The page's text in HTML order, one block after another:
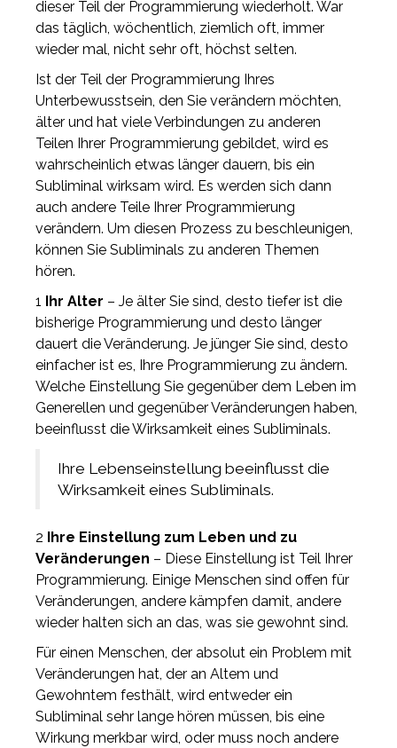
dieser Teil der Programmierung wiederholt. War
das täglich, wöchentlich, ziemlich oft, immer
wieder mal, nicht sehr oft, höchst selten.
Ist der Teil der Programmierung Ihres
Unterbewusstsein, den Sie verändern möchten,
älter und hat viele Verbindungen zu anderen
Teilen Ihrer Programmierung gebildet, wird es
wahrscheinlich etwas länger dauern, bis ein
Subliminal wirksam wird. Es werden sich dann
auch andere Teile Ihrer Programmierung
verändern. Um diesen Prozess zu beschleunigen,
können Sie Subliminals zu anderen Themen
hören.
1 Ihr Alter – Je älter Sie sind, desto tiefer ist die
bisherige Programmierung und desto länger
dauert die Veränderung. Je jünger Sie sind, desto
einfacher ist es, Ihre Programmierung zu ändern.
Welche Einstellung Sie gegenüber dem Leben im
Generellen und gegenüber Veränderungen haben,
beeinflusst die Wirksamkeit eines Subliminals.
Ihre Lebenseinstellung beeinflusst die
Wirksamkeit eines Subliminals.
2 Ihre Einstellung zum Leben und zu
Veränderungen – Diese Einstellung ist Teil Ihrer
Programmierung. Einige Menschen sind offen für
Veränderungen, andere kämpfen damit, andere
wieder halten sich an das, was sie gewohnt sind.
Für einen Menschen, der absolut ein Problem mit
Veränderungen hat, der an Altem und
Gewohntem festhält, wird entweder ein
Subliminal sehr lange hören müssen, bis eine
Wirkung merkbar wird, oder muss noch andere